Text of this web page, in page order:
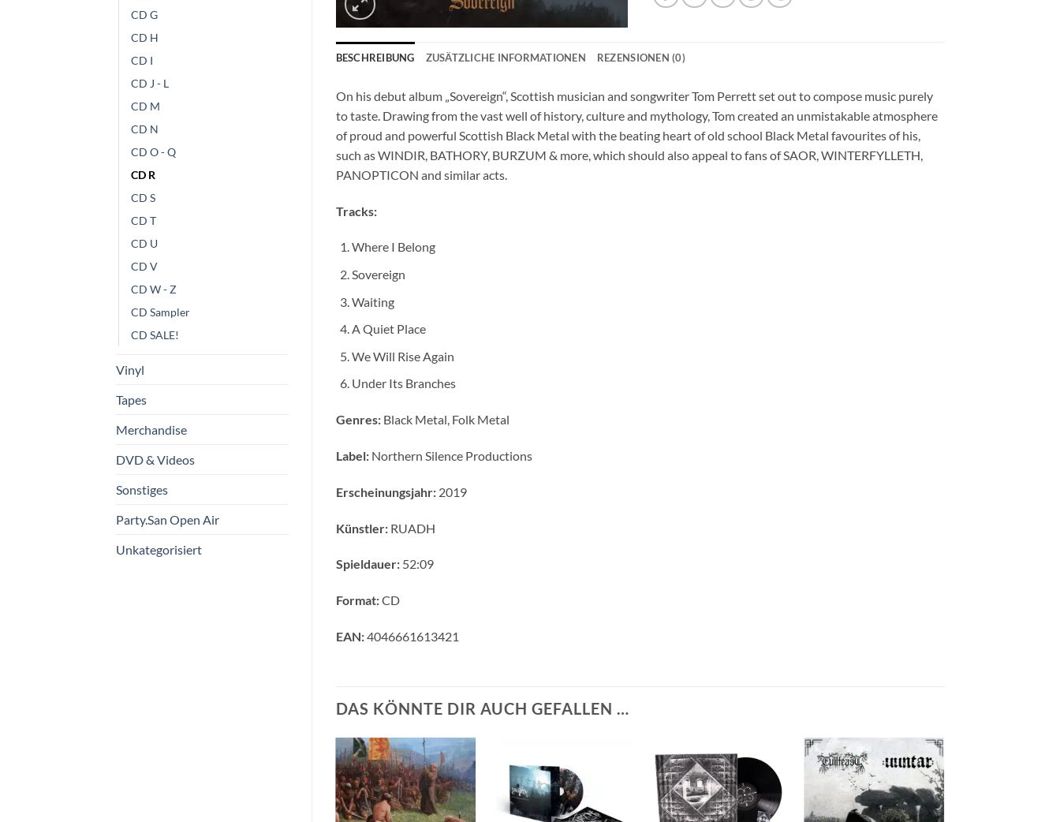
CD G
CD H
CD I
CD J - L
CD M
CD N
CD O - Q
CD R
CD S
CD T
CD U
CD V
CD W - Z
CD Sampler
CD SALE!
Vinyl
Tapes
Merchandise
DVD & Videos
Sonstiges
Party.San Open Air
Unkategorisiert
BESCHREIBUNG ZUSÄTZLICHE INFORMATIONEN REZENSIONEN (0)
On his debut album „Sovereign“, Scottish musician and songwriter Tom Perrett set out to compose music purely
to taste. Drawing from the vast well of history, culture and mythology, Tom created an unmistakable atmosphere
of proud and powerful Scottish Black Metal with the beating heart of old school Black Metal favourites of his,
such as WINDIR, BATHORY, BURZUM & more, which should also appeal to fans of SAOR, WINTERFYLLETH,
PANOPTICON and similar acts.
Tracks:
Where I Belong
Sovereign
Waiting
A Quiet Place
We Will Rise Again
Under Its Branches
Genres:Black Metal, Folk Metal
Label:Northern Silence Productions
Erscheinungsjahr:2019
Künstler:RUADH
Spieldauer:52:09
Format:CD
EAN:4046661613421
DAS KÖNNTE DIR AUCH GEFALLEN …